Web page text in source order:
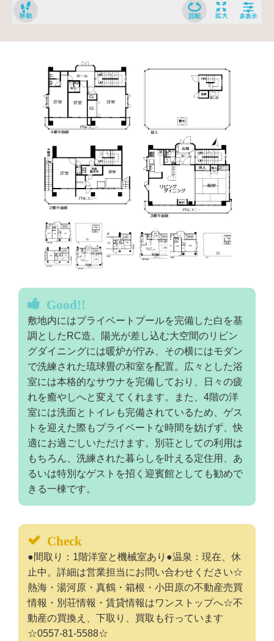
Good!!
敷地内にはプライベートプールを完備した白を基
調としたRC造。陽光が差し込む大空間のリビン
グダイニングには暖炉が佇み、その横にはモダン
で洗練された琉球畳の和室を配置。広々とした浴
室には本格的なサウナを完備しており、日々の疲
れを癒やしへと変えてくれます。また、4階の洋
室には洗面とトイレも完備されているため、ゲス
トを迎えた際もプライベートな時間を妨げず、快
適にお過ごしいただけます。別荘としての利用は
もちろん、洗練された暮らしを叶える定住用、あ
るいは特別なゲストを招く迎賓館としても勧めで
きる一棟です。
Check
●間取り：1階洋室と機械室あり●温泉：現在、休
止中。詳細は営業担当にお問い合わせください☆
熱海・湯河原・真鶴・箱根・小田原の不動産売買
情報・別荘情報・賃貸情報はワンストップへ☆不
動産の買換え、下取り、買取も行っています
☆0557-81-5588☆